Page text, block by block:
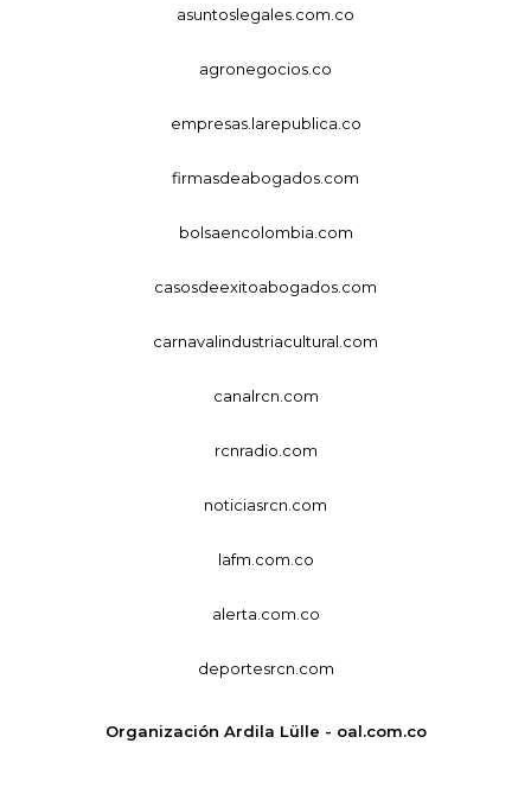
asuntoslegales.com.co
agronegocios.co
empresas.larepublica.co
firmasdeabogados.com
bolsaencolombia.com
casosdeexitoabogados.com
carnavalindustriacultural.com
canalrcn.com
rcnradio.com
noticiasrcn.com
lafm.com.co
alerta.com.co
deportesrcn.com
Organización Ardila Lülle - oal.com.co